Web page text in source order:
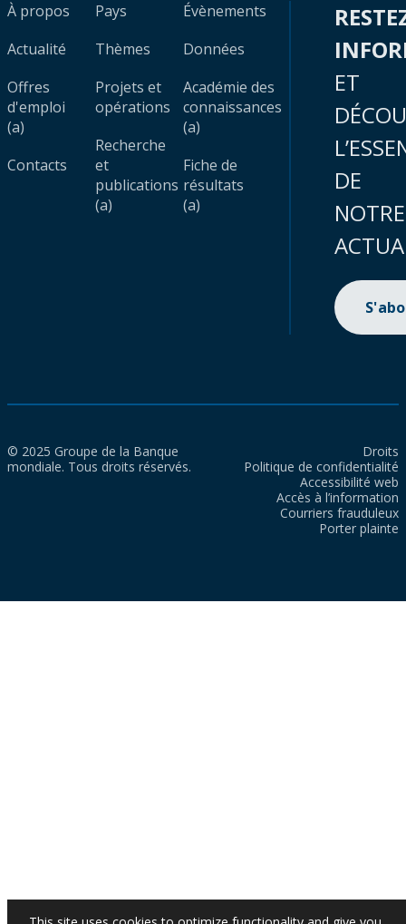
À propos
Actualité
Offres
d'emploi
(a)
Contacts
Pays
Thèmes
Projets et
opérations
Recherche
et
publications
(a)
Évènements
Données
Académie des
connaissances
(a)
Fiche de
résultats
(a)
ET
DE
NOTRE
© 2025 Groupe de la Banque
mondiale. Tous droits réservés.
Droits
Politique de confidentialité
Accessibilité web
Accès à l’information
Courriers frauduleux
Porter plainte